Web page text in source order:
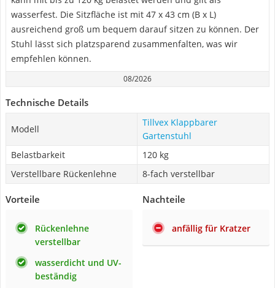
wasserfest. Die Sitzfläche ist mit 47 x 43 cm (B x L)
ausreichend groß um bequem darauf sitzen zu können. Der
Stuhl lässt sich platzsparend zusammenfalten, was wir
empfehlen können.
08/2026
Technische Details
Modell
Tillvex Klappbarer
Gartenstuhl
Belastbarkeit
120 kg
Verstellbare Rückenlehne
8-fach verstellbar
Vorteile
Rückenlehne
verstellbar
wasserdicht und UV-
beständig
Nachteile
anfällig für Kratzer